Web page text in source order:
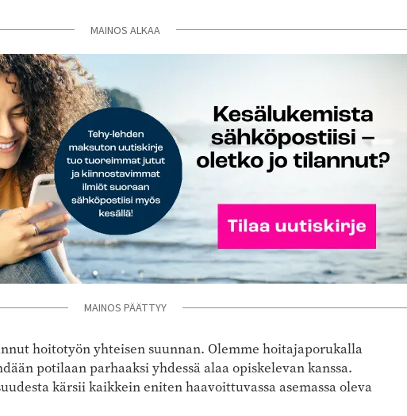
MAINOS ALKAA
MAINOS PÄÄTTYY
hoitotyön yhteisen suunnan. Olemme hoitajaporukalla
potilaan parhaaksi yhdessä alaa opiskelevan kanssa.
kärsii kaikkein eniten haavoittuvassa asemassa oleva